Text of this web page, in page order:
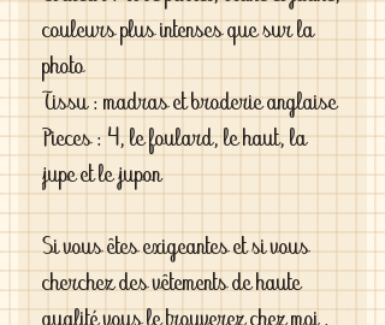
couleurs plus intenses que sur la
photo
Tissu : madras et broderie anglaise
Pieces : 4, le foulard, le haut, la
jupe et le jupon
Si vous êtes exigeantes et si vous
cherchez des vêtements de haute